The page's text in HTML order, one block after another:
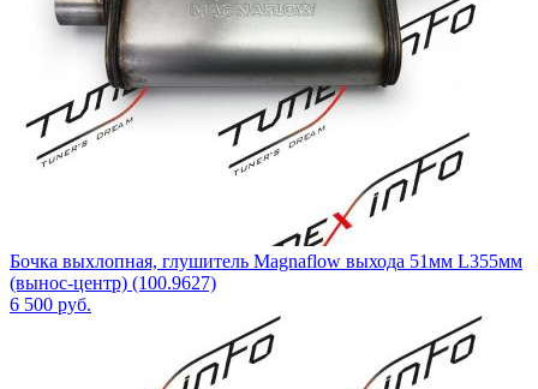
Бочка выхлопная, глушитель Magnaflow выхода 51мм L355мм
(вынос-центр) (100.9627)
6 500 руб.